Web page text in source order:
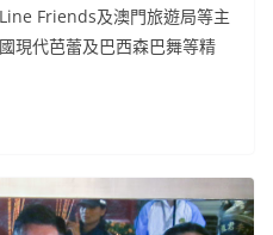
Friends及澳門旅遊局等主
現代芭蕾及巴西森巴舞等精